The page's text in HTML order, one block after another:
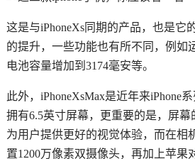
这是与iPhoneXs同期的产品，也是它
的提升，一些功能也有所不同，例如
电池容量增加到3174毫安等。
此外，iPhoneXsMax是近年来iPhone
拥有6.5英寸屏幕，更重要的是，屏
为用户提供更好的视觉体验，而在相
置1200万像素双摄像头，再加上苹果